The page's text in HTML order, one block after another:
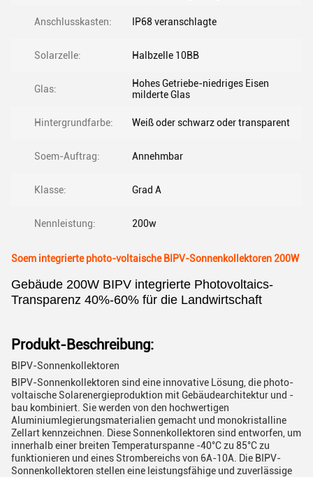
Anschlusskasten: IP68 veranschlagte
Solarzelle: Halbzelle 10BB
Glas:
Hohes Getriebe-niedriges Eisen
milderte Glas
Hintergrundfarbe: Weiß oder schwarz oder transparent
Soem-Auftrag: Annehmbar
Klasse: Grad A
Nennleistung: 200w
Soem integrierte photo-voltaische BIPV-Sonnenkollektoren 200W
Gebäude 200W BIPV integrierte Photovoltaics-
Transparenz 40%-60% für die Landwirtschaft
Produkt-Beschreibung:
BIPV-Sonnenkollektoren
BIPV-Sonnenkollektoren sind eine innovative Lösung, die photo-
voltaische Solarenergieproduktion mit Gebäudearchitektur und -
bau kombiniert. Sie werden von den hochwertigen
Aluminiumlegierungsmaterialien gemacht und monokristalline
Zellart kennzeichnen. Diese Sonnenkollektoren sind entworfen, um
innerhalb einer breiten Temperaturspanne -40°C zu 85°C zu
funktionieren und eines Strombereichs von 6A-10A. Die BIPV-
Sonnenkollektoren stellen eine leistungsfähige und zuverlässige